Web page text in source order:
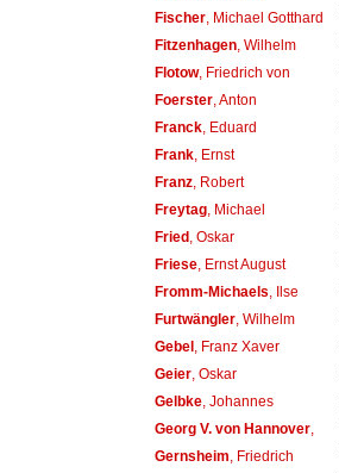
Fischer, Michael Gotthard
Fitzenhagen, Wilhelm
Flotow, Friedrich von
Foerster, Anton
Franck, Eduard
Frank, Ernst
Franz, Robert
Freytag, Michael
Fried, Oskar
Friese, Ernst August
Fromm-Michaels , Ilse
Furtwängler, Wilhelm
Gebel, Franz Xaver
Geier, Oskar
Gelbke, Johannes
Georg V. von Hannover,
Gernsheim , Friedrich